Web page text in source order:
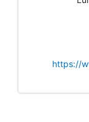
https://